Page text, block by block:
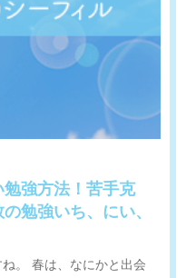
強方法！苦手克
勉強いち、にい、
。 春は、なにかと出会